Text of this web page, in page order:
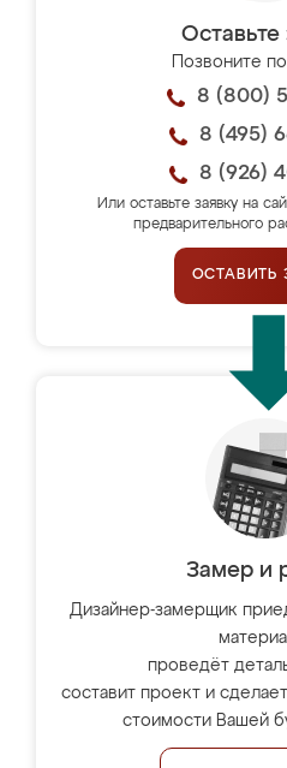
Оставьте
Позвоните
8 (800)
8 (495)
8 (926)
Или оставьте заявку на
предварительного
ОСТАВИТЬ
Замер и
Дизайнер-замерщик
проведёт
составит проект и
стоимости Вашей